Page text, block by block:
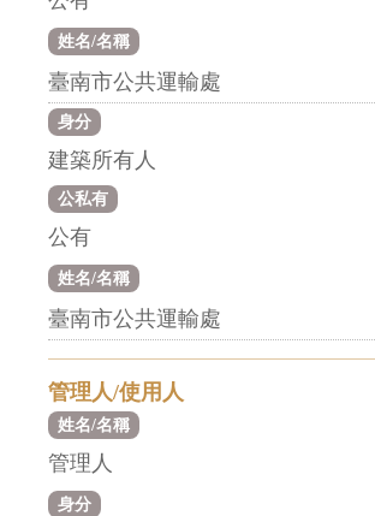
姓名/名稱
臺南市公共運輸處
身分
建築所有人
公私有
公有
姓名/名稱
臺南市公共運輸處
管理人/使用人
姓名/名稱
管理人
身分